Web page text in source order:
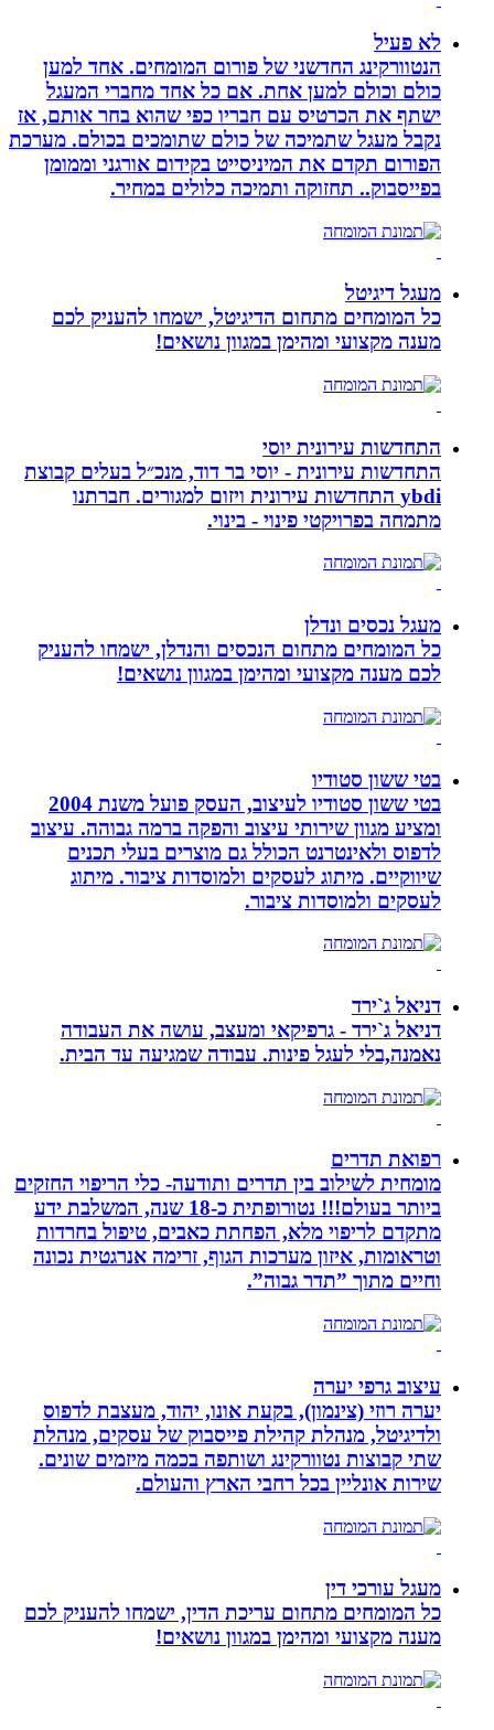
לא פעיל
הנטוורקינג החדשני של פורום המומחים. אחד למען
כולם וכולם למען אחת. אם כל אחד מחברי המעגל
ישתף את הכרטיס עם חבריו כפי שהוא בחר אותם, אז
נקבל מעגל שתמיכה של כולם שתומכים בכולם. מערכת
הפורום תקדם את המיניסייט בקידום אורגני וממומן
בפייסבוק.. תחזוקה ותמיכה כלולים במחיר.
מעגל דיגיטל
כל המומחים מתחום הדיגיטל, ישמחו להעניק לכם
מענה מקצועי ומהימן במגוון נושאים!
התחדשות עירונית יוסי
התחדשות עירונית - יוסי בר דוד, מנכ״ל בעלים קבוצת
ybdi התחדשות עירונית ויזום למגורים. חברתנו
מתמחה בפרויקטי פינוי - בינוי.
מעגל נכסים ונדלן
כל המומחים מתחום הנכסים והנדלן, ישמחו להעניק
לכם מענה מקצועי ומהימן במגוון נושאים!
בטי ששון סטודיו
בטי ששון סטודיו לעיצוב, העסק פועל משנת 2004
ומציע מגוון שירותי עיצוב והפקה ברמה גבוהה. עיצוב
לדפוס ולאינטרנט הכולל גם מוצרים בעלי תכנים
שיווקיים. מיתוג לעסקים ולמוסדות ציבור. מיתוג
לעסקים ולמוסדות ציבור.
דניאל ג`ירד
דניאל ג`ירד - גרפיקאי ומעצב, עושה את העבודה
נאמנה,בלי לעגל פינות. עבודה שמגיעה עד הבית.
רפואת תדרים
מומחית לשילוב בין תדרים ותודעה- כלי הריפוי החזקים
ביותר בעולם!!! נטורופתית כ-18 שנה, המשלבת ידע
מתקדם לריפוי מלא, הפחתת כאבים, טיפול בחרדות
וטראומות, איזון מערכות הגוף, זרימה אנרגטית נכונה
וחיים מתוך ”תדר גבוה”.
עיצוב גרפי יערה
יערה רוזי (צינמון), בקעת אונו, יהוד, מעצבת לדפוס
ולדיגיטל, מנהלת קהילת פייסבוק של עסקים, מנהלת
שתי קבוצות נטוורקינג ושותפה בכמה מיזמים שונים.
שירות אונליין בכל רחבי הארץ והעולם.
מעגל עורכי דין
כל המומחים מתחום עריכת הדין, ישמחו להעניק לכם
מענה מקצועי ומהימן במגוון נושאים!